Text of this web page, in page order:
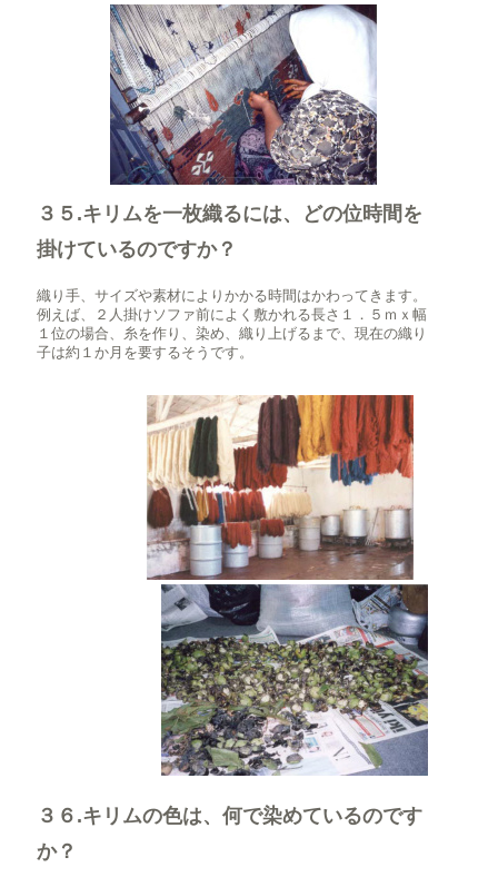
３５.キリムを一枚織るには、どの位時間を
掛けているのですか？
織り手、サイズや素材によりかかる時間はかわってきます。
例えば、２人掛けソファ前によく敷かれる長さ１．５ｍｘ幅
１位の場合、糸を作り、染め、織り上げるまで、現在の織り
子は約１か月を要するそうです。
３６.キリムの色は、何で染めているのです
か？